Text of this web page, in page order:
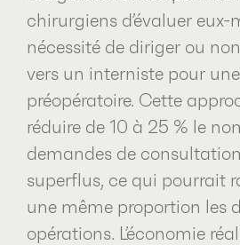
chirurgiens d’évaluer eux-
nécessité de diriger ou
vers un interniste pour
préopératoire. Cette
réduire de 10 à 25 % le
demandes de
superflus, ce qui pourrait
une même proportion les
opérations. L’économie